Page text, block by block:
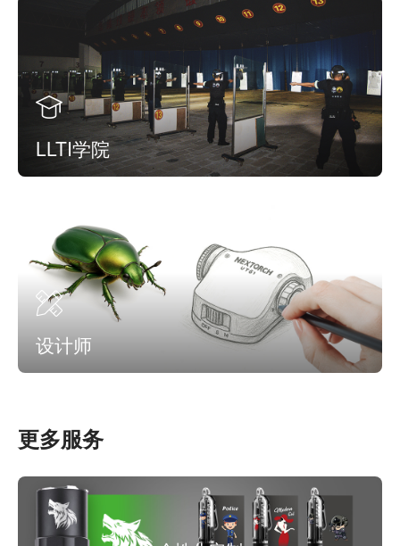
LLTI学院
设计师
更多服务